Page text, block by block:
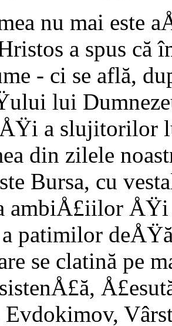
nu mai este
a spus
- ci se află,
lui
a slujitorilor
din zilele
Bursa, cu
ambiÅ£iilor ÅŸi
patimilor
se clatină pe
Evdokimov,